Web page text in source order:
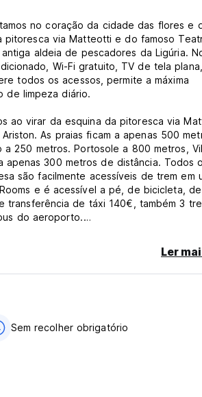
no coração da cidade das flores e
pitoresca via Matteotti e do famoso
aldeia de pescadores da Ligúria.
Wi-Fi gratuito, TV de tela plana,
todos os acessos, permite a máxima
de limpeza diário.
ao virar da esquina da pitoresca via
As praias ficam a apenas 500
250 metros. Portosole a 800 metros,
apenas 300 metros de distância. Todos
são facilmente acessíveis de trem em
e é acessível a pé, de bicicleta,
transferência de táxi 140€, também 3
do aeroporto.
limpeza diária e serviço de
cartões de crédito, cartões de
Ler
Sem recolher obrigatório